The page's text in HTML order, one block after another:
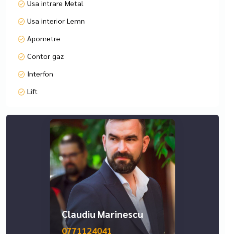
Contactați-ne pentru mai multe detalii și pentru a stabili o
vizionare.
Usa intrare Metal
Usa interior Lemn
Apometre
Contor gaz
Interfon
Lift
Claudiu Marinescu
0771124041